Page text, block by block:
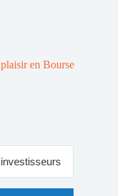
en Bourse